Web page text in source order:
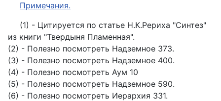
Примечания.
(1) - Цитируется по статье Н.К.Рериха "Синтез"
из книги "Твердыня Пламенная".
(2) - Полезно посмотреть Надземное 373.
(3) - Полезно посмотреть Надземное 400.
(4) - Полезно посмотреть Аум 10
(5) - Полезно посмотреть Надземное 590.
(6) - Полезно посмотреть Иерархия 331.